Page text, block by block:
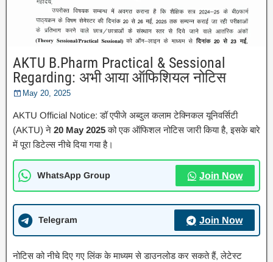
AKTU B.Pharm Practical & Sessional
Regarding: अभी आया ऑफिशियल नोटिस
May 20, 2025
AKTU Official Notice: डॉ एपीजे अब्दुल कलाम टेक्निकल यूनिवर्सिटी
(AKTU) ने 20 May 2025को एक ऑफिशल नोटिस जारी किया है, इसके बारे
में पूरा डिटेल्स नीचे दिया गया है।
WhatsApp Group Join Now
Telegram Join Now
नोटिस को नीचे दिए गए लिंक के माध्यम से डाउनलोड कर सकते हैं, लेटेस्ट